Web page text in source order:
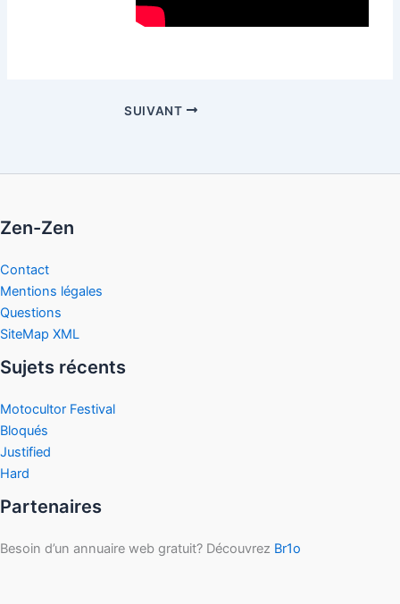
SUIVANT
Zen-Zen
Contact
Mentions légales
Questions
SiteMap XML
Sujets récents
Motocultor Festival
Bloqués
Justified
Hard
Partenaires
Besoin d’un annuaire web gratuit? Découvrez Br1o